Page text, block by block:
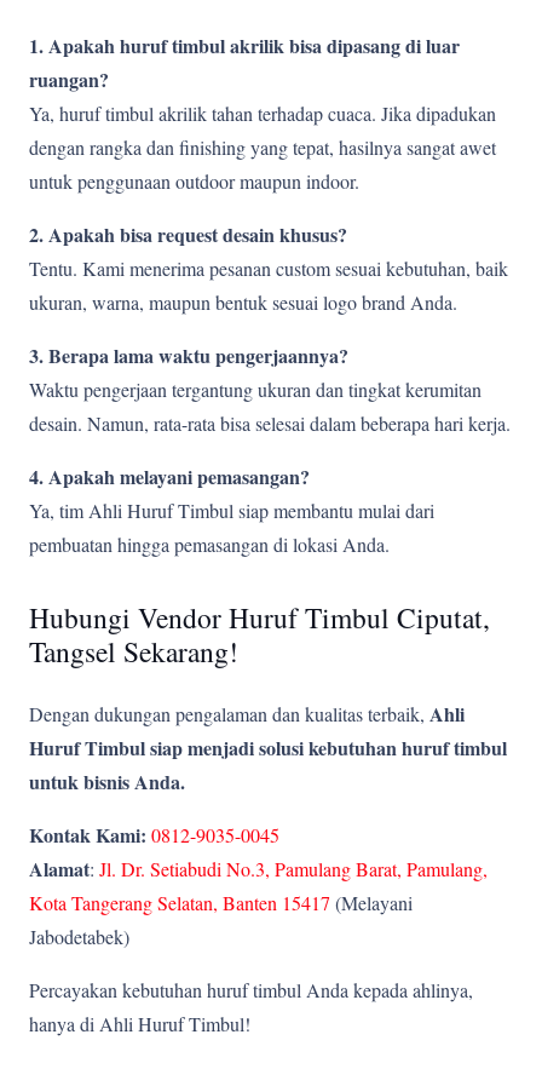
1. Apakah huruf timbul akrilik bisa dipasang di luar
ruangan?
Ya, huruf timbul akrilik tahan terhadap cuaca. Jika dipadukan
dengan rangka dan finishing yang tepat, hasilnya sangat awet
untuk penggunaan outdoor maupun indoor.
2. Apakah bisa request desain khusus?
Tentu. Kami menerima pesanan custom sesuai kebutuhan, baik
ukuran, warna, maupun bentuk sesuai logo brand Anda.
3. Berapa lama waktu pengerjaannya?
Waktu pengerjaan tergantung ukuran dan tingkat kerumitan
desain. Namun, rata-rata bisa selesai dalam beberapa hari kerja.
4. Apakah melayani pemasangan?
Ya, tim Ahli Huruf Timbul siap membantu mulai dari
pembuatan hingga pemasangan di lokasi Anda.
Hubungi Vendor Huruf Timbul Ciputat,
Tangsel Sekarang!
Dengan dukungan pengalaman dan kualitas terbaik, Ahli
Huruf Timbul siap menjadi solusi kebutuhan huruf timbul
untuk bisnis Anda.
Kontak Kami: 0812-9035-0045
Alamat: Jl. Dr. Setiabudi No.3, Pamulang Barat, Pamulang,
Kota Tangerang Selatan, Banten 15417 (Melayani
Jabodetabek)
Percayakan kebutuhan huruf timbul Anda kepada ahlinya,
hanya di Ahli Huruf Timbul!